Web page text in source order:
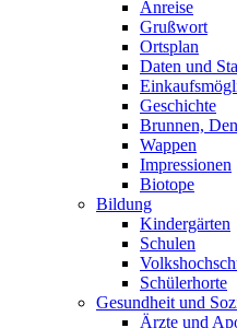
Anreise
Grußwort
Ortsplan
Daten und
Geschichte
Brunnen,
Wappen
Impressionen
Biotope
Bildung
Kindergärten
Schulen
Schülerhorte
Gesundheit und
Ärzte und